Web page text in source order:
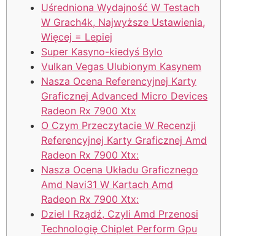
Uśredniona Wydajność W Testach
W Grach4k, Najwyższe Ustawienia,
Więcej = Lepiej
Super Kasyno-kiedyś Bylo
Vulkan Vegas Ulubionym Kasynem
Nasza Ocena Referencyjnej Karty
Graficznej Advanced Micro Devices
Radeon Rx 7900 Xtx
O Czym Przeczytacie W Recenzji
Referencyjnej Karty Graficznej Amd
Radeon Rx 7900 Xtx:
Nasza Ocena Układu Graficznego
Amd Navi31 W Kartach Amd
Radeon Rx 7900 Xtx:
Dziel I Rządź, Czyli Amd Przenosi
Technologię Chiplet Perform Gpu